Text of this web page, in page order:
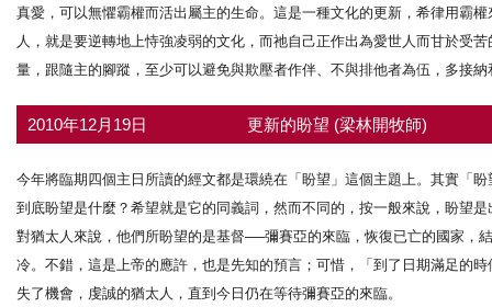
真愛，可以無懼霸權而活出屬主的生命。這是一種文化的更新，希律用霸
人，就是要逆轉地上恃強凌弱的文化，而祂自己正作出為愛世人而甘於受
量，跟隨主的腳蹤，至少可以避免與欺壓者作伴、不與排他者為伍，多接
2010年12月19日 更新的盼望 (梁林開牧師)
今年將臨期四個主日所讀的經文都是環繞在「盼望」這個主題上。其實「
到底盼望是什麼？希望就是它的同義詞，然而不同的，按一般來說，盼望
對猶太人來說，他們所盼望的是基督──彌賽亞的來臨，恢復已亡的國家，
冷。不錯，這是上帝的應許，也是先知的預言；可惜，「到了日期滿足的
失了機會，虔誠的猶太人，直到今日仍在等待彌賽亞的來臨。